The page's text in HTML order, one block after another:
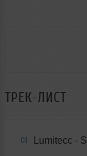
ТРЕК-ЛИСТ
01 Lumitecc -